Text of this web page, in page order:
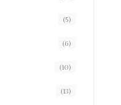
(5)
(6)
(10)
(13)